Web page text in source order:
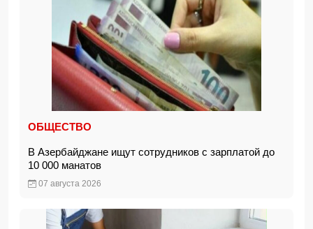
ОБЩЕСТВО
В Азербайджане ищут сотрудников с зарплатой до
10 000 манатов
07 августа 2026